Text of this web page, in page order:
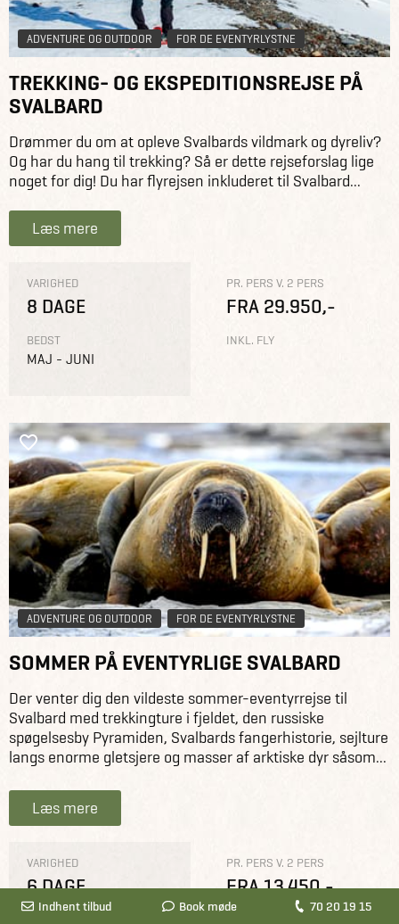
ADVENTURE OG OUTDOOR FOR DE EVENTYRLYSTNE
TREKKING- OG EKSPEDITIONSREJSE PÅ
SVALBARD
Drømmer du om at opleve Svalbards vildmark og dyreliv?
Og har du hang til trekking? Så er dette rejseforslag lige
noget for dig! Du har flyrejsen inkluderet til Svalbard...
Læs mere
VARIGHED
8 DAGE
BEDST
MAJ - JUNI
PR. PERS V. 2 PERS
FRA 29.950,-
INKL. FLY
ADVENTURE OG OUTDOOR FOR DE EVENTYRLYSTNE
SOMMER PÅ EVENTYRLIGE SVALBARD
Der venter dig den vildeste sommer-eventyrrejse til
Svalbard med trekkingture i fjeldet, den russiske
spøgelsesby Pyramiden, Svalbards fangerhistorie, sejlture
langs enorme gletsjere og masser af arktiske dyr såsom...
Læs mere
VARIGHED
6 DAGE
PR. PERS V. 2 PERS
FRA 13.450,-
Indhent tilbud Book møde 70 20 19 15